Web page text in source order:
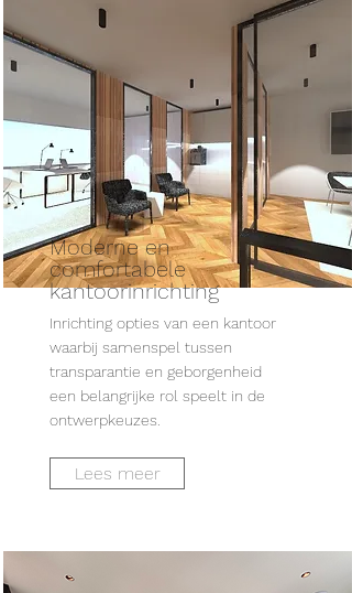
Moderne en
comfortabele
kantoorinrichting
Inrichting opties van een kantoor
waarbij samenspel tussen
transparantie en geborgenheid
een belangrijke rol speelt in de
ontwerpkeuzes.
Lees meer